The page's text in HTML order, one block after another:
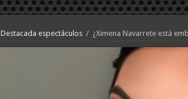
Destacada espectáculos / ¿Ximena Navarrete está